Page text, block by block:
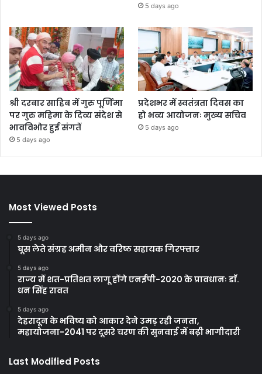
5 days ago
श्री दरबार साहिब में गुरु पूर्णिमा
पर गुरु महिमा के दिव्य संदेश से
भावविभोर हुई संगतें
5 days ago
प्रदेशभर में स्वतंत्रता दिवस का
हो भव्य आयोजनः मुख्य सचिव
5 days ago
Most Viewed Posts
5 days ago
घूस लेते संग्रह अमीन और वरिष्ठ सहायक गिरफ्तार
5 days ago
राज्य में शत-प्रतिशत लागू होंगे एनईपी-2020 के प्रावधानः डाॅ.
धन सिंह रावत
5 days ago
देहरादून के भविष्य को आकार देने उमड़ रही जनता,
महायोजना-2041 पर दूसरे चरण की सुनवाई में बढ़ी भागीदारी
Last Modified Posts